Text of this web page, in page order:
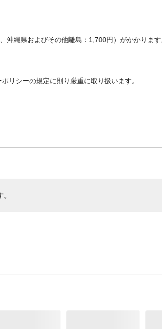
縄県およびその他離島：1,700円）がかかりま
リシーの規定に則り厳重に取り扱います。